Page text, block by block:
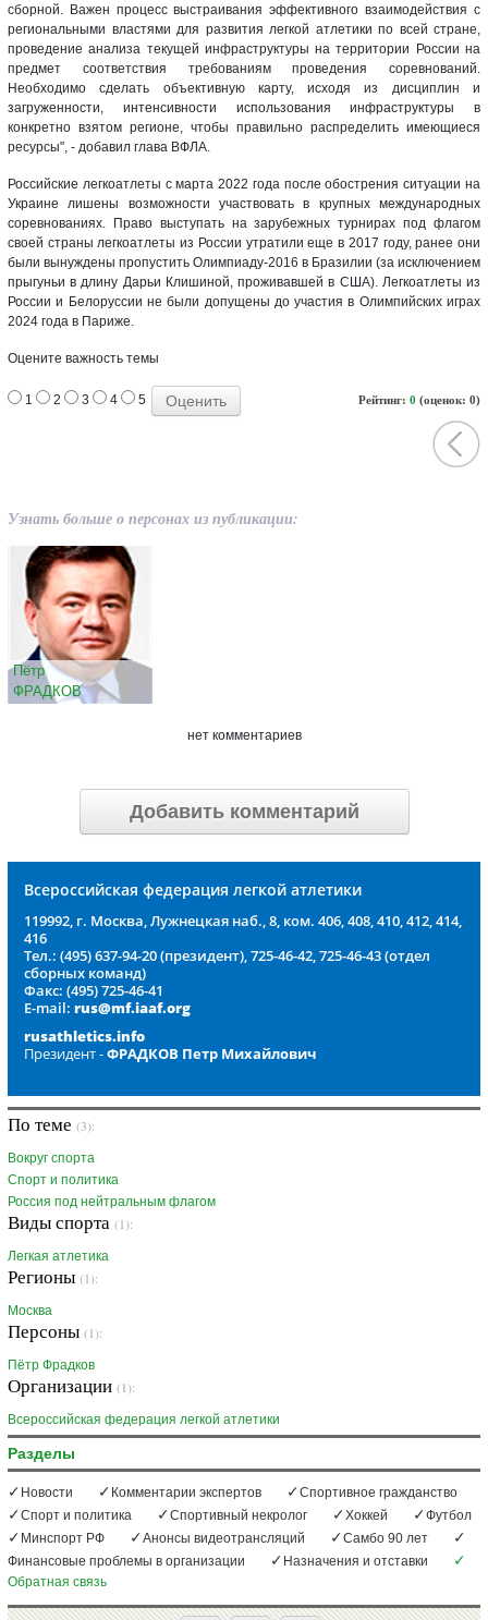
сборной. Важен процесс выстраивания эффективного взаимодействия с
региональными властями для развития легкой атлетики по всей стране,
проведение анализа текущей инфраструктуры на территории России на
предмет соответствия требованиям проведения соревнований.
Необходимо сделать объективную карту, исходя из дисциплин и
загруженности, интенсивности использования инфраструктуры в
конкретно взятом регионе, чтобы правильно распределить имеющиеся
ресурсы", - добавил глава ВФЛА.
Российские легкоатлеты с марта 2022 года после обострения ситуации на
Украине лишены возможности участвовать в крупных международных
соревнованиях. Право выступать на зарубежных турнирах под флагом
своей страны легкоатлеты из России утратили еще в 2017 году, ранее они
были вынуждены пропустить Олимпиаду-2016 в Бразилии (за исключением
прыгуньи в длину Дарьи Клишиной, проживавшей в США). Легкоатлеты из
России и Белоруссии не были допущены до участия в Олимпийских играх
2024 года в Париже.
Оцените важность темы
Рейтинг: 0 (оценок: 0)
1 2 3 4 5
Узнать больше о персонах из публикации:
Пётр
ФРАДКОВ
нет комментариев
Добавить комментарий
Всероссийская федерация легкой атлетики
119992, г. Москва, Лужнецкая наб., 8, ком. 406, 408, 410, 412, 414,
416
Тел.: (495) 637-94-20 (президент), 725-46-42, 725-46-43 (отдел
сборных команд)
Факс: (495) 725-46-41
E-mail: rus@mf.iaaf.org
rusathletics.info
Президент -ФРАДКОВ Петр Михайлович
По теме (3):
Вокруг спорта
Спорт и политика
Россия под нейтральным флагом
Виды спорта (1):
Легкая атлетика
Регионы (1):
Москва
Персоны (1):
Пётр Фрадков
Организации (1):
Всероссийская федерация легкой атлетики
Разделы
Новости Комментарии экспертов
Спортивное гражданство
Спорт и политика
Спортивный некролог Хоккей
Футбол
Минспорт РФ
Анонсы видеотрансляций
Самбо 90 лет
Финансовые проблемы в организации
Назначения и отставки
Обратная связь